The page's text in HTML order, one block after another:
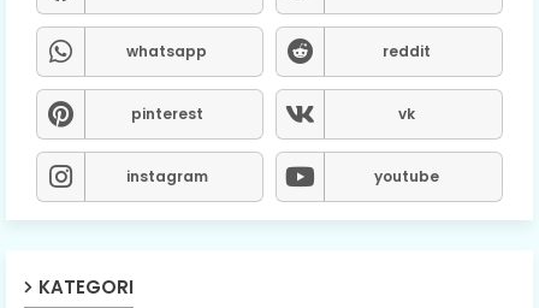
whatsapp reddit
pinterest vk
instagram youtube
KATEGORI